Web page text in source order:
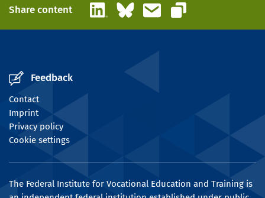
Share content LinkedInBlueskyEmail
Copy link
Feedback
Contact
Imprint
Privacy policy
Cookie settings
The Federal Institute for Vocational Education and Training is